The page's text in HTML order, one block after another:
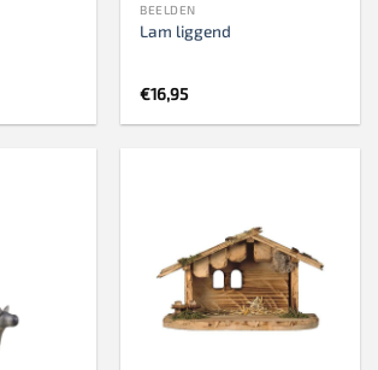
BEELDEN
Lam liggend
€16,95